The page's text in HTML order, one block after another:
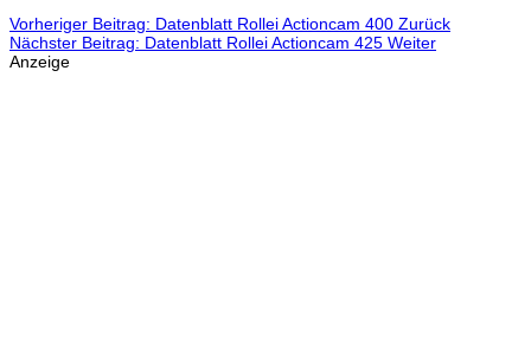
Vorheriger Beitrag: Datenblatt Rollei Actioncam 400 Zurück
Nächster Beitrag: Datenblatt Rollei Actioncam 425 Weiter
Anzeige